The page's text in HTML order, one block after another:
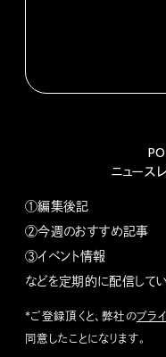
ニュース
①編集後記
②今週のおすすめ記事
③イベント情報
などを定期的に配信してい
*ご登録頂くと、弊社のプラ
同意したことになります。